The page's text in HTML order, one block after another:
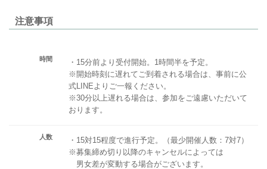
注意事項
時間
・15分前より受付開始。1時間半を予定。
※開始時刻に遅れてご到着される場合は、事前に公
式LINEよりご一報ください。
※30分以上遅れる場合は、参加をご遠慮いただいて
おります。
人数
・15対15程度で進行予定。（最少開催人数：7対7）
※募集締め切り以降のキャンセルによっては
男女差が変動する場合がございます。